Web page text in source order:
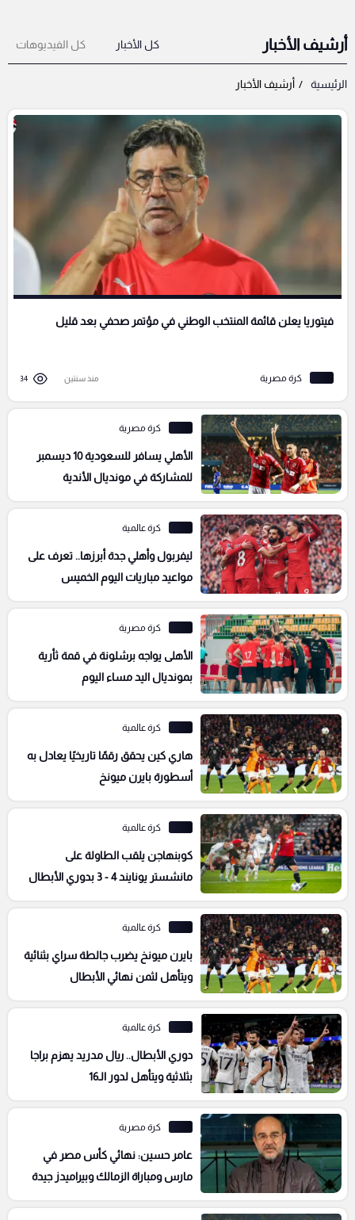
أرشيف الأخبار كل الأخبار كل الفيديوهات
الرئيسية أرشيف الأخبار
كرة مصرية
فيتوريا يعلن قائمة المنتخب الوطني في مؤتمر صحفي بعد قليل
منذ سنتين 34
كرة مصرية
الأهلي يسافر للسعودية 10 ديسمبر
للمشاركة في مونديال الأندية
كرة عالمية
ليفربول وأهلي جدة أبرزها.. تعرف على
مواعيد مباريات اليوم الخميس
كرة مصرية
الأهلى يواجه برشلونة في قمة ثأرية
بمونديال اليد مساء اليوم
كرة عالمية
هاري كين يحقق رقمًا تاريخيًا يعادل به
أسطورة بايرن ميونخ
كرة عالمية
كوبنهاجن يلقب الطاولة على
مانشستر يونايند 4 - 3 بدوري الأبطال
كرة عالمية
بايرن ميونخ يضرب جالطة سراي بثنائية
ويتأهل لثمن نهائي الأبطال
كرة عالمية
دوري الأبطال.. ريال مدريد يهزم براجا
بثلاثية ويتأهل لدور الـ16
كرة مصرية
عامر حسين: نهائي كأس مصر في
مارس ومباراة الزمالك وبيراميدز جيدة